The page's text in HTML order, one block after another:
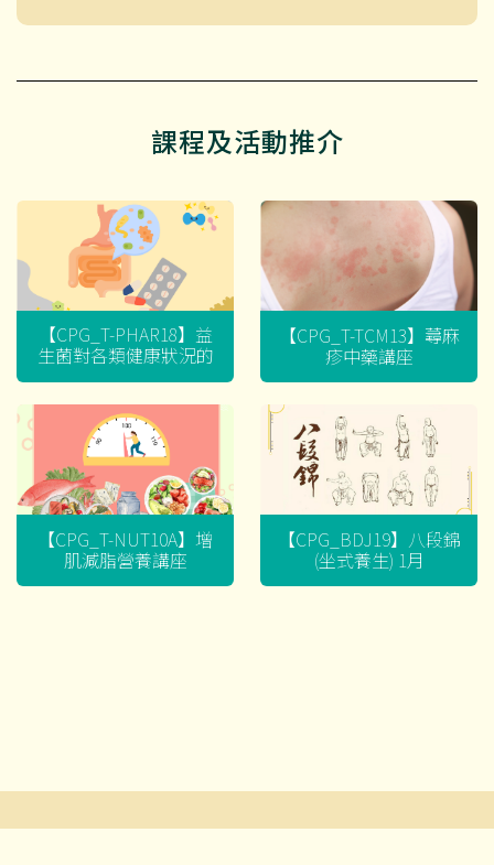
課程及活動推介
【CPG_T-PHAR18】益
生菌對各類健康狀況的
迷思
【CPG_T-TCM13】蕁麻
疹中藥講座
【CPG_T-NUT10A】增
肌減脂營養講座
【CPG_BDJ19】八段錦
(坐式養生) 1月
章